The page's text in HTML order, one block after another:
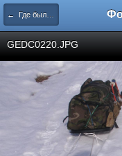
← Где был,что видел
GEDC0220.JPG